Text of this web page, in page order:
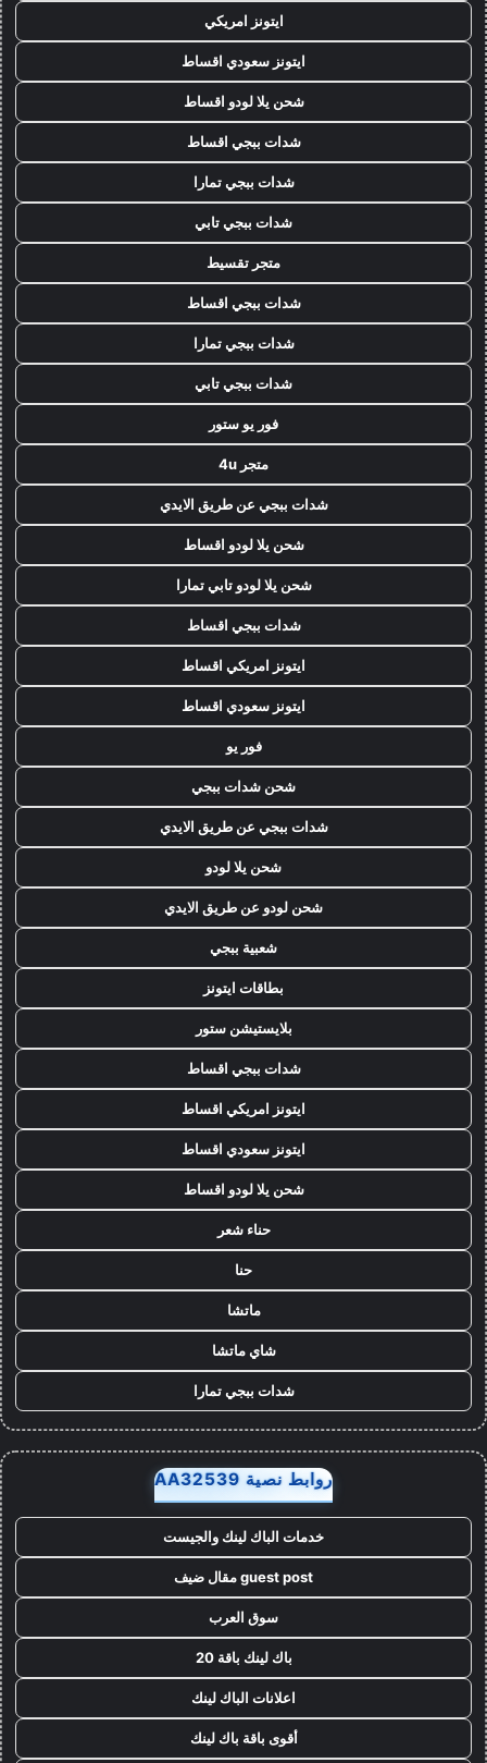
ايتونز امريكي
ايتونز سعودي اقساط
شحن يلا لودو اقساط
شدات ببجي اقساط
شدات ببجي تمارا
شدات ببجي تابي
متجر تقسيط
شدات ببجي اقساط
شدات ببجي تمارا
شدات ببجي تابي
فور يو ستور
متجر 4u
شدات ببجي عن طريق الايدي
شحن يلا لودو اقساط
شحن يلا لودو تابي تمارا
شدات ببجي اقساط
ايتونز امريكي اقساط
ايتونز سعودي اقساط
فور يو
شحن شدات ببجي
شدات ببجي عن طريق الايدي
شحن يلا لودو
شحن لودو عن طريق الايدي
شعبية ببجي
بطاقات ايتونز
بلايستيشن ستور
شدات ببجي اقساط
ايتونز امريكي اقساط
ايتونز سعودي اقساط
شحن يلا لودو اقساط
حناء شعر
حنا
ماتشا
شاي ماتشا
شدات ببجي تمارا
روابط نصية AA32539
خدمات الباك لينك والجيست
guest post مقال ضيف
سوق العرب
باك لينك باقة 20
اعلانات الباك لينك
أقوى باقة باك لينك